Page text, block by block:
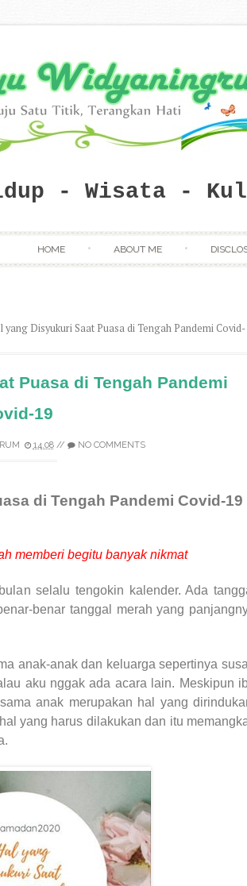
- Wisata -
HOME ABOUT ME
yang Disyukuri Saat Puasa di Tengah Pandemi Covid-
Puasa di Tengah Pandemi
19
14.08// NO COMMENTS
di Tengah Pandemi Covid-19
memberi begitu banyak nikmat
selalu tengokin kalender. Ada
benar tanggal merah yang
anak-anak dan keluarga sepertinya
aku nggak ada acara lain. Meskipun
anak merupakan hal yang
yang harus dilakukan dan itu